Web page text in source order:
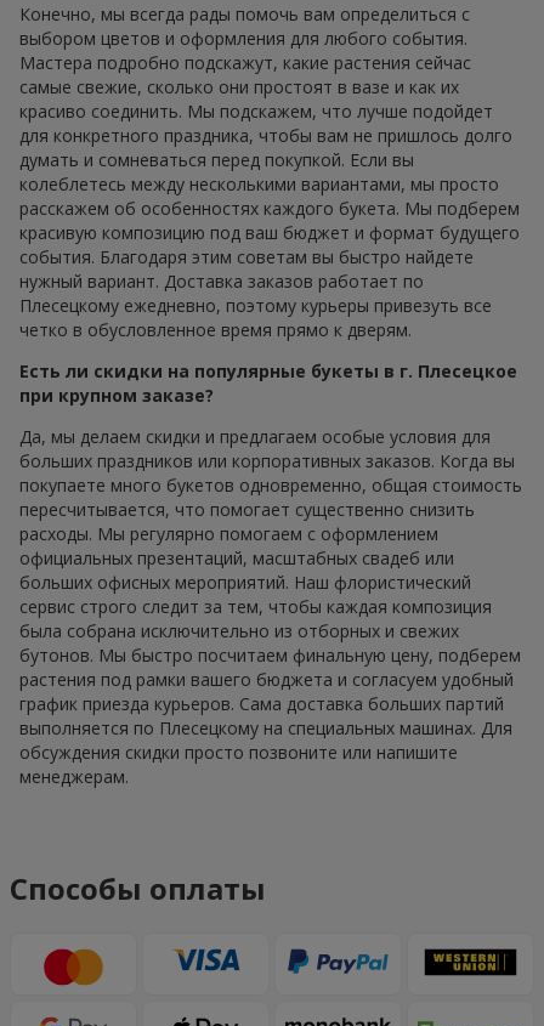
Конечно, мы всегда рады помочь вам определиться с
выбором цветов и оформления для любого события.
Мастера подробно подскажут, какие растения сейчас
самые свежие, сколько они простоят в вазе и как их
красиво соединить. Мы подскажем, что лучше подойдет
для конкретного праздника, чтобы вам не пришлось долго
думать и сомневаться перед покупкой. Если вы
колеблетесь между несколькими вариантами, мы просто
расскажем об особенностях каждого букета. Мы подберем
красивую композицию под ваш бюджет и формат будущего
события. Благодаря этим советам вы быстро найдете
нужный вариант. Доставка заказов работает по
Плесецкому ежедневно, поэтому курьеры привезуть все
четко в обусловленное время прямо к дверям.
Есть ли скидки на популярные букеты в г. Плесецкое
при крупном заказе?
Да, мы делаем скидки и предлагаем особые условия для
больших праздников или корпоративных заказов. Когда вы
покупаете много букетов одновременно, общая стоимость
пересчитывается, что помогает существенно снизить
расходы. Мы регулярно помогаем с оформлением
официальных презентаций, масштабных свадеб или
больших офисных мероприятий. Наш флористический
сервис строго следит за тем, чтобы каждая композиция
была собрана исключительно из отборных и свежих
бутонов. Мы быстро посчитаем финальную цену, подберем
растения под рамки вашего бюджета и согласуем удобный
график приезда курьеров. Сама доставка больших партий
выполняется по Плесецкому на специальных машинах. Для
обсуждения скидки просто позвоните или напишите
менеджерам.
Способы оплаты